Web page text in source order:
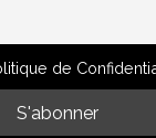
de